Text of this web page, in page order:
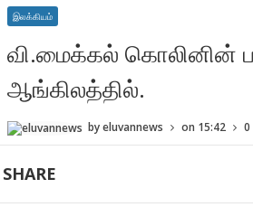
இலக்கியம்
வி.மைக்கல் கொலினின்
ஆங்கிலத்தில்.
byeluvannews on 15:42 0
SHARE